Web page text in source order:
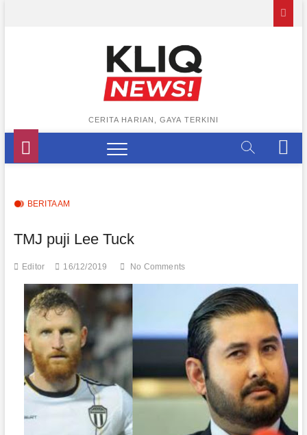
CERITA HARIAN, GAYA TERKINI
M
e
BERITA AM
TMJ puji Lee Tuck
Editor 16/12/2019 No Comments